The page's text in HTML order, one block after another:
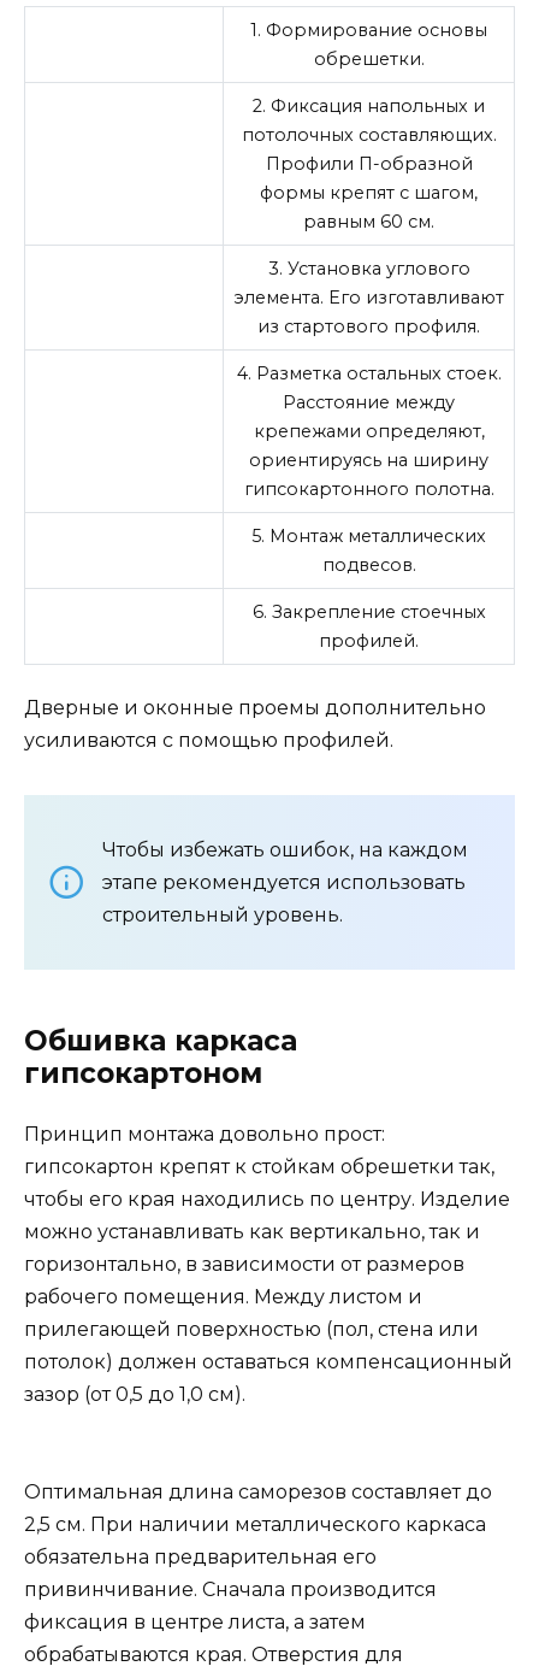
1. Формирование основы
обрешетки.
2. Фиксация напольных и
потолочных составляющих.
Профили П-образной
формы крепят с шагом,
равным 60 см.
3. Установка углового
элемента. Его изготавливают
из стартового профиля.
4. Разметка остальных стоек.
Расстояние между
крепежами определяют,
ориентируясь на ширину
гипсокартонного полотна.
5. Монтаж металлических
подвесов.
6. Закрепление стоечных
профилей.
Дверные и оконные проемы дополнительно
усиливаются с помощью профилей.
Чтобы избежать ошибок, на каждом
этапе рекомендуется использовать
строительный уровень.
Обшивка каркаса
гипсокартоном
Принцип монтажа довольно прост:
гипсокартон крепят к стойкам обрешетки так,
чтобы его края находились по центру. Изделие
можно устанавливать как вертикально, так и
горизонтально, в зависимости от размеров
рабочего помещения. Между листом и
прилегающей поверхностью (пол, стена или
потолок) должен оставаться компенсационный
зазор (от 0,5 до 1,0 см).
Оптимальная длина саморезов составляет до
2,5 см. При наличии металлического каркаса
обязательна предварительная его
привинчивание. Сначала производится
фиксация в центре листа, а затем
обрабатываются края. Отверстия для